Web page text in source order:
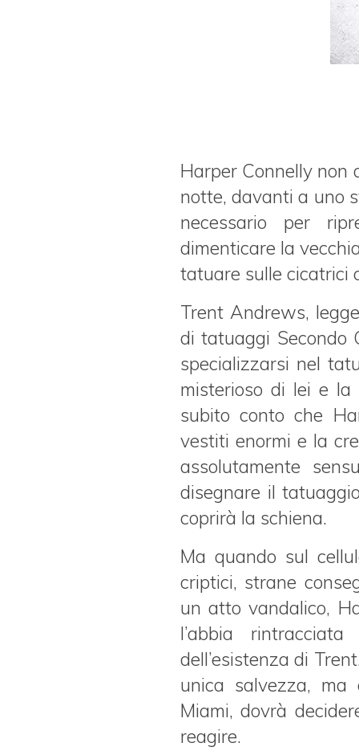
Harper Connelly non
notte, davanti a uno
necessario per
dimenticare la
tatuare sulle cicatrici
Trent Andrews,
di tatuaggi Secondo
specializzarsi nel
misterioso di lei e
subito conto che
vestiti enormi e la
assolutamente
disegnare il
coprirà la schiena.
Ma quando sul
criptici, strane
un atto vandalico,
l’abbia
dell’esistenza di
unica salvezza,
Miami, dovrà
reagire.